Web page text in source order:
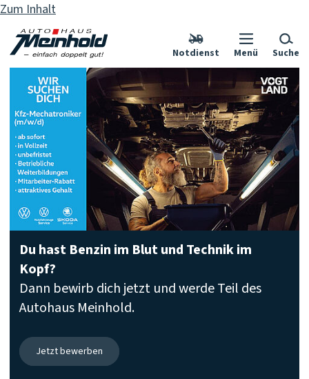
Zum Inhalt
Notdienst Menü Suche
Willkommen
auf
der
Seite
der
Autohaus
Meinhold
GmbH
Du hast Benzin im Blut und Technik im
Kopf?
Dann bewirb dich jetzt und werde Teil des
Autohaus Meinhold.
Jetzt bewerben